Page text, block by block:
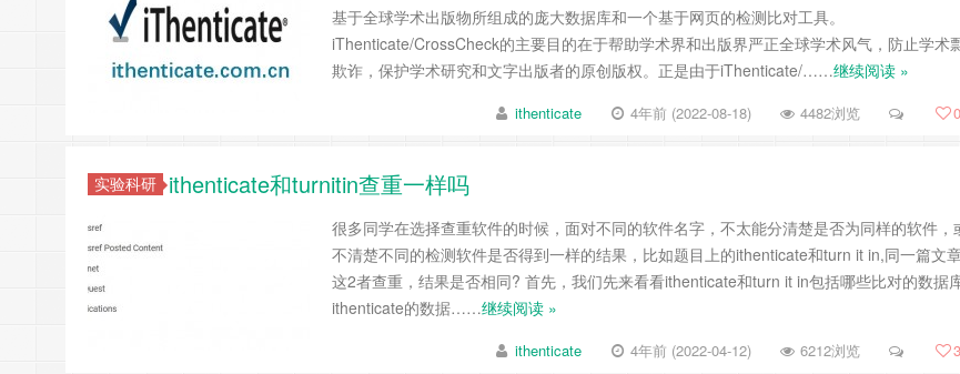
基于全球学术出版物所组成的庞大数据库和一个基于网页的检测比对工具。
iThenticate/CrossCheck的主要目的在于帮助学术界和出版界严正全球学术风气，防止学术
欺诈，保护学术研究和文字出版者的原创版权。正是由于iThenticate/……继续阅读 »
ithenticate 4年前 (2022-08-18) 4482浏览 0
实验科研 ithenticate和turnitin查重一样吗
很多同学在选择查重软件的时候，面对不同的软件名字，不太能分清楚是否为同样的软件，
不清楚不同的检测软件是否得到一样的结果，比如题目上的ithenticate和turn it in,同一篇文
这2者查重，结果是否相同? 首先，我们先来看看ithenticate和turn it in包括哪些比对的数据
ithenticate的数据……继续阅读 »
ithenticate 4年前 (2022-04-12) 6212浏览 3